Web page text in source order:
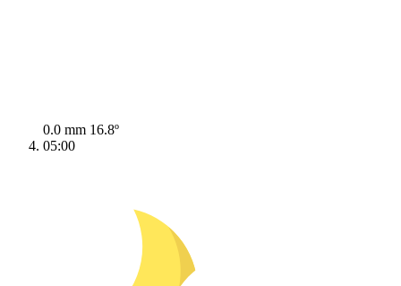
0.0 mm 16.8º
05:00